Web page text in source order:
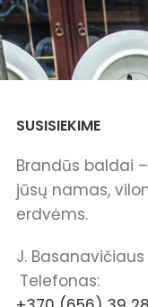
SUSISIEKIME
Brandūs baldai
jūsų namas,
erdvėms.
J.
Telefonas: